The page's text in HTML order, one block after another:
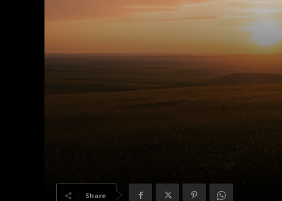
Share